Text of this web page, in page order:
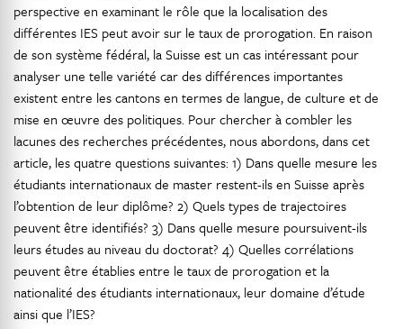
perspective en examinant le rôle que la localisation des
différentes IES peut avoir sur le taux de prorogation. En raison
de son système fédéral, la Suisse est un cas intéressant pour
analyser une telle variété car des différences importantes
existent entre les cantons en termes de langue, de culture et de
mise en œuvre des politiques. Pour chercher à combler les
lacunes des recherches précédentes, nous abordons, dans cet
article, les quatre questions suivantes: 1) Dans quelle mesure les
étudiants internationaux de master restent-ils en Suisse après
l’obtention de leur diplôme? 2) Quels types de trajectoires
peuvent être identifiés? 3) Dans quelle mesure poursuivent-ils
leurs études au niveau du doctorat? 4) Quelles corrélations
peuvent être établies entre le taux de prorogation et la
nationalité des étudiants internationaux, leur domaine d’étude
ainsi que l’IES?